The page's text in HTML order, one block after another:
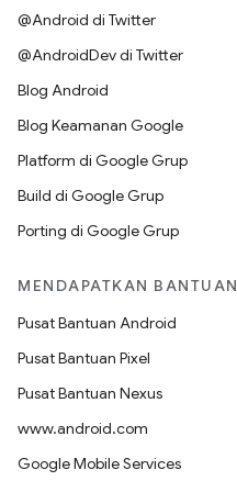
@Android di Twitter
@AndroidDev di Twitter
Blog Android
Blog Keamanan Google
Platform di Google Grup
Build di Google Grup
Porting di Google Grup
MENDAPATKAN BANTUAN
Pusat Bantuan Android
Pusat Bantuan Pixel
Pusat Bantuan Nexus
www.android.com
Google Mobile Services